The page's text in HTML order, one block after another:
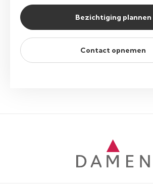
Bezichtiging plannen
Contact opnemen